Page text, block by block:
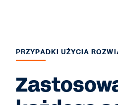
PRZYPADKI UŻYCIA